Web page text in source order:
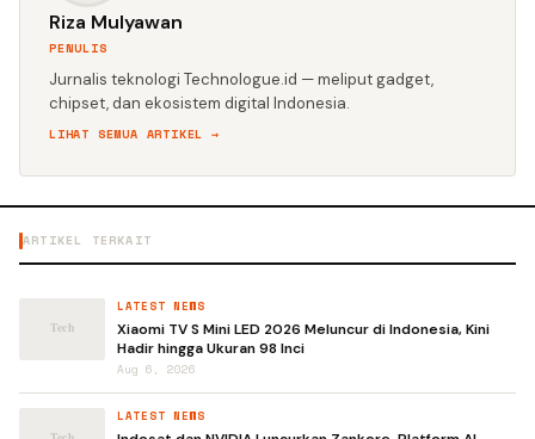
Riza Mulyawan
PENULIS
Jurnalis teknologi Technologue.id — meliput gadget,
chipset, dan ekosistem digital Indonesia.
LIHAT SEMUA ARTIKEL →
ARTIKEL TERKAIT
LATEST NEWS
Xiaomi TV S Mini LED 2026 Meluncur di Indonesia, Kini
Hadir hingga Ukuran 98 Inci
Aug 6, 2026
LATEST NEWS